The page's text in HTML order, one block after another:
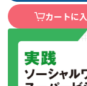
カートに